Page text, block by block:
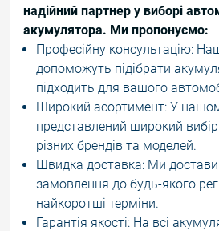
надійний партнер у виборі
акумулятора. Ми пропонуємо:
Професійну консультацію:
допоможуть підібрати
підходить для вашого
Широкий асортимент: У
представлений широкий
різних брендів та моделей.
Швидка доставка: Ми
замовлення до будь-якого
найкоротші терміни.
Гарантія якості: На всі